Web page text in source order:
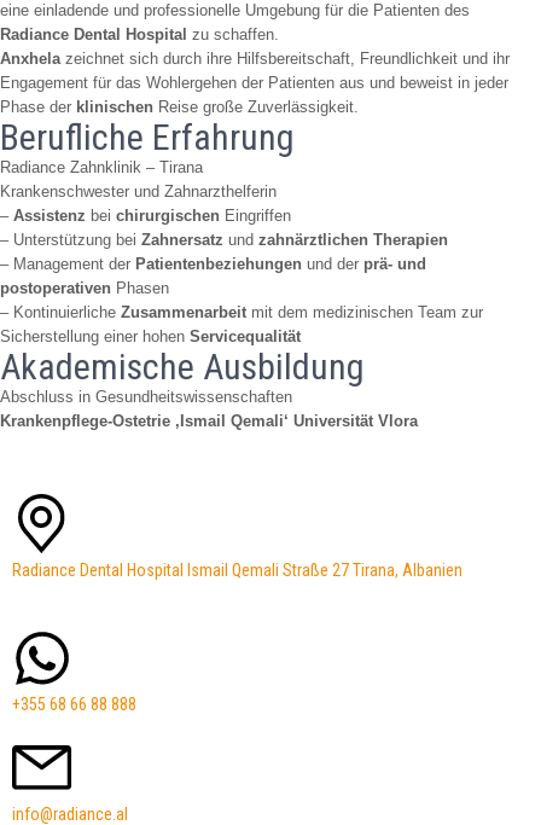
eine einladende und professionelle Umgebung für die Patienten des
Radiance Dental Hospital zu schaffen.
Anxhelazeichnet sich durch ihre Hilfsbereitschaft, Freundlichkeit und ihr
Engagement für das Wohlergehen der Patienten aus und beweist in jeder
Phase der klinischen Reise große Zuverlässigkeit.
Berufliche Erfahrung
Radiance Zahnklinik – Tirana
Krankenschwester und Zahnarzthelferin
–Assistenz bei chirurgischen Eingriffen
– Unterstützung bei Zahnersatz und zahnärztlichen Therapien
– Management der Patientenbeziehungen und der prä- und
postoperativen Phasen
– Kontinuierliche Zusammenarbeit mit dem medizinischen Team zur
Sicherstellung einer hohen Servicequalität
Akademische Ausbildung
Abschluss in Gesundheitswissenschaften
Krankenpflege-Ostetrie ‚Ismail Qemali‘ Universität Vlora
Radiance Dental Hospital Ismail Qemali Straße 27 Tirana, Albanien
+355 68 66 88 888
info@radiance.al